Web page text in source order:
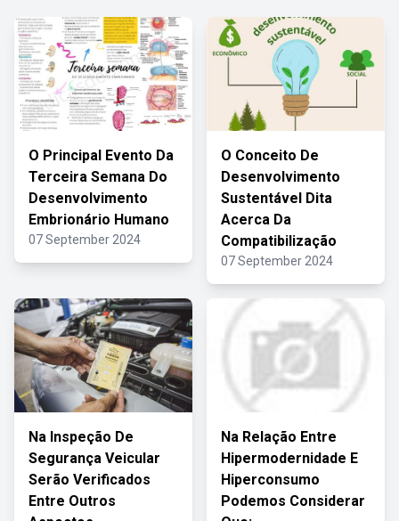
O Principal Evento Da
Terceira Semana Do
Desenvolvimento
Embrionário Humano
07 September 2024
O Conceito De
Desenvolvimento
Sustentável Dita
Acerca Da
Compatibilização
07 September 2024
Na Inspeção De
Segurança Veicular
Serão Verificados
Entre Outros
Na Relação Entre
Hipermodernidade E
Hiperconsumo
Podemos Considerar